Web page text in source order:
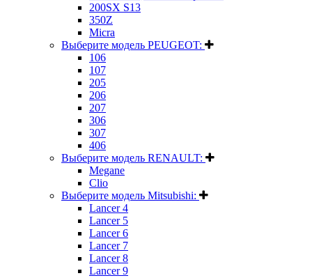
200SX S13
350Z
Micra
Выберите модель PEUGEOT:
106
107
205
206
207
306
307
406
Выберите модель RENAULT:
Megane
Clio
Выберите модель Mitsubishi:
Lancer 4
Lancer 5
Lancer 6
Lancer 7
Lancer 8
Lancer 9